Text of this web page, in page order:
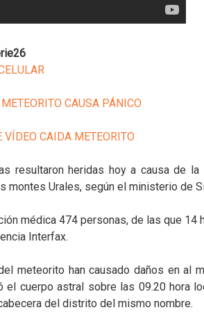
CAUSA PÁNICO
CAIDA METEORITO
resultaron heridas hoy a causa de
montes Urales, según el ministerio de
médica 474 personas, de las que
Interfax.
meteorito han causado daños en al
el cuerpo astral sobre las 09.20 hora
del distrito del mismo nombre.